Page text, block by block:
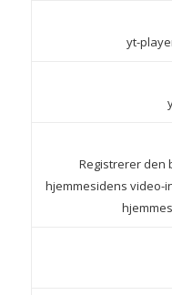
yt-
Registrerer den
hjemmesidens video-